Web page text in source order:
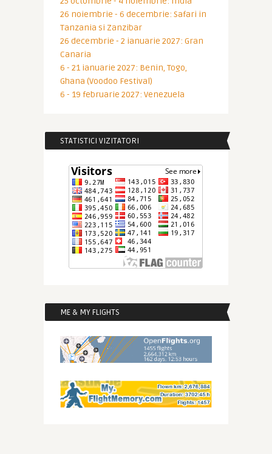
26 noiembrie - 6 decembrie: Safari in
Tanzania si Zanzibar
26 decembrie - 2 ianuarie 2027: Gran
Canaria
6 - 21 ianuarie 2027: Benin, Togo,
Ghana (Voodoo Festival)
6 - 19 februarie 2027: Venezuela
STATISTICI VIZITATORI
ME & MY FLIGHTS